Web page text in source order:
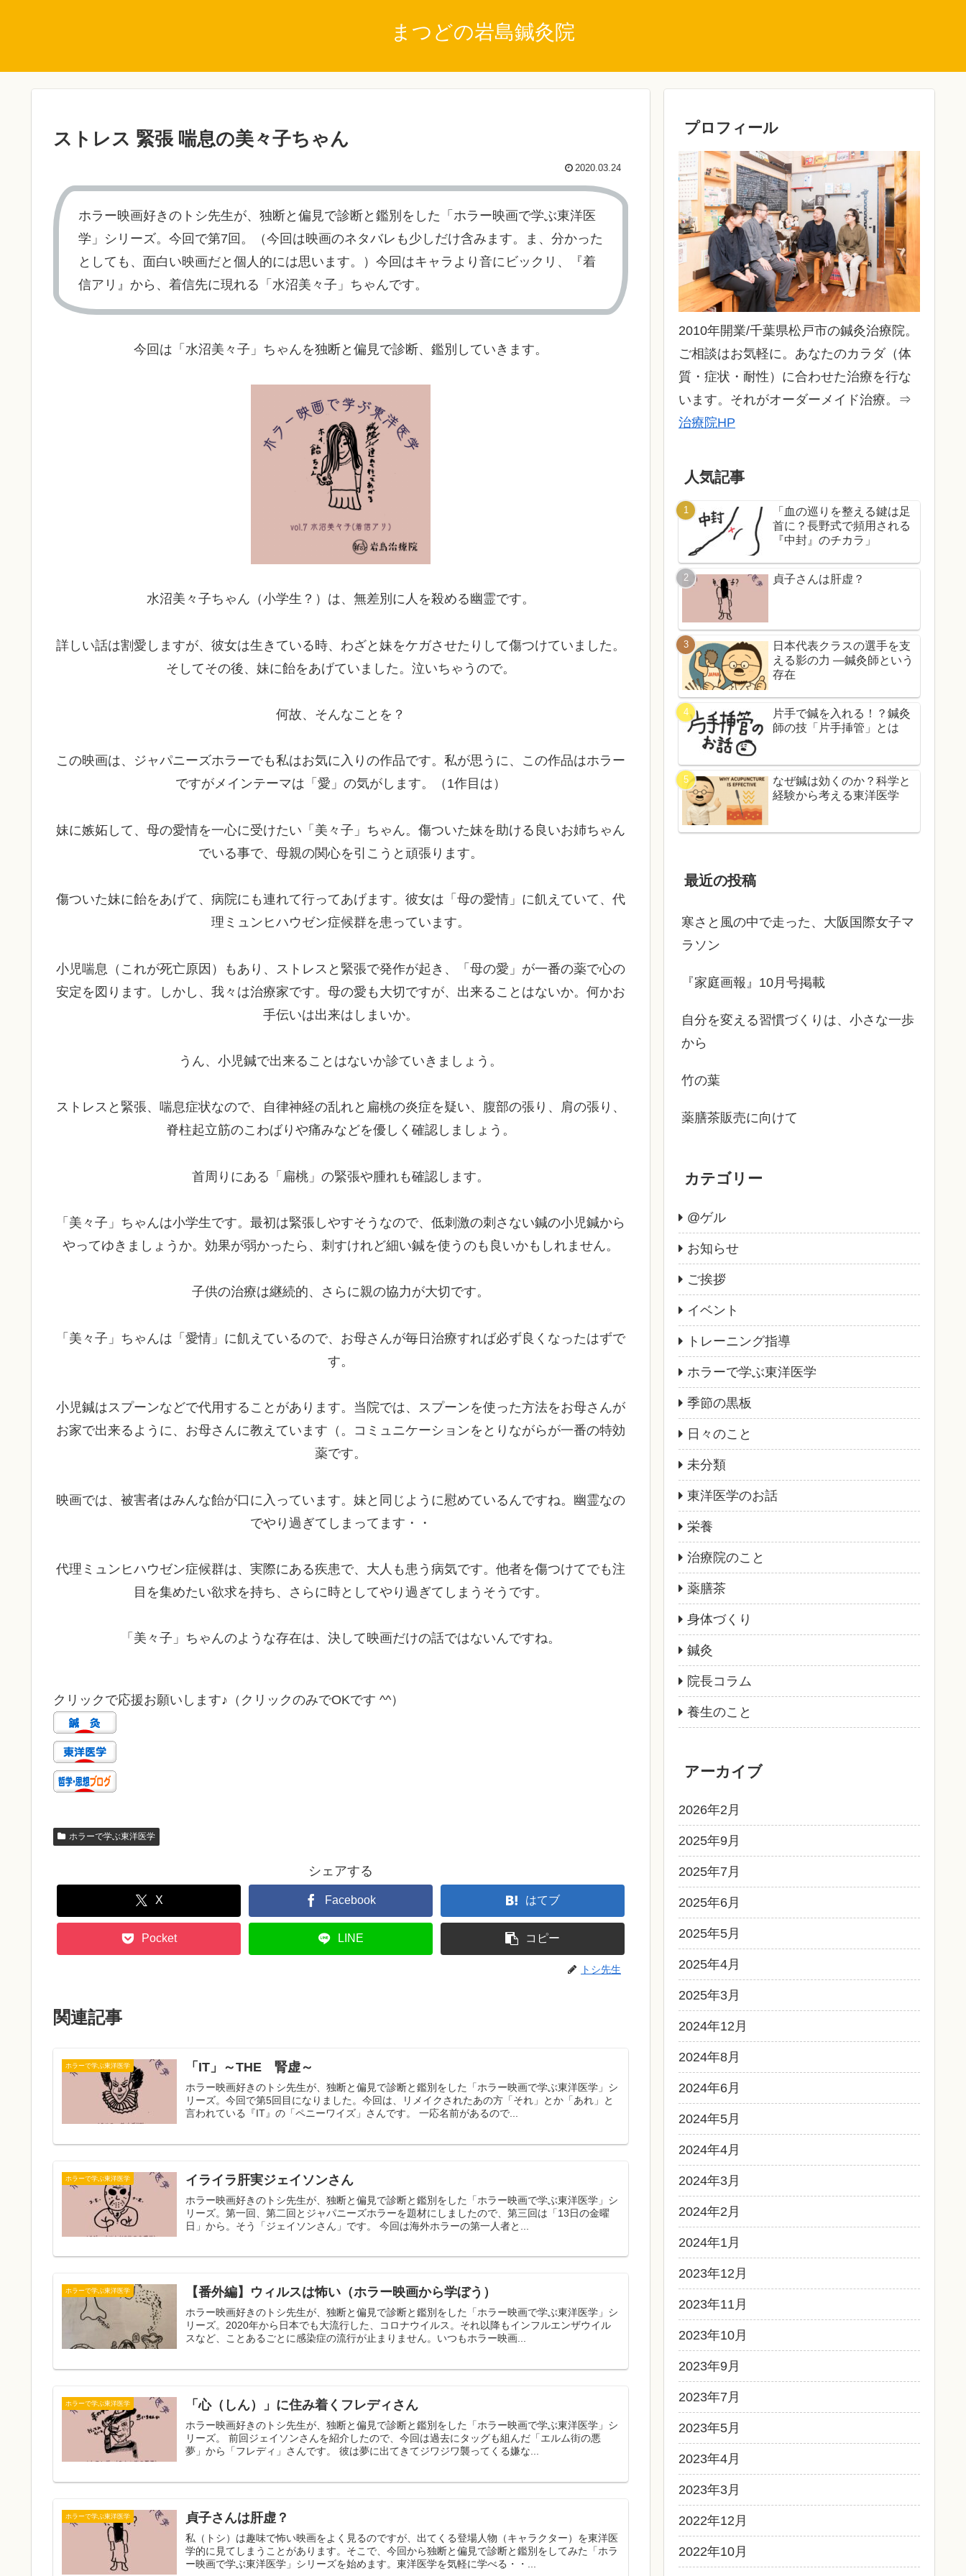
まつどの岩島鍼灸院
ストレス 緊張 喘息の美々子ちゃん
2020.03.24
ホラー映画好きのトシ先生が、独断と偏見で診断と鑑別をした「ホラー映画で学ぶ東洋医
学」シリーズ。今回で第7回。（今回は映画のネタバレも少しだけ含みます。ま、分かった
としても、面白い映画だと個人的には思います。）今回はキャラより音にビックリ、『着
信アリ』から、着信先に現れる「水沼美々子」ちゃんです。
今回は「水沼美々子」ちゃんを独断と偏見で診断、鑑別していきます。
水沼美々子ちゃん（小学生？）は、無差別に人を殺める幽霊です。
詳しい話は割愛しますが、彼女は生きている時、わざと妹をケガさせたりして傷つけていました。
そしてその後、妹に飴をあげていました。泣いちゃうので。
何故、そんなことを？
この映画は、ジャパニーズホラーでも私はお気に入りの作品です。私が思うに、この作品はホラー
ですがメインテーマは「愛」の気がします。（1作目は）
妹に嫉妬して、母の愛情を一心に受けたい「美々子」ちゃん。傷ついた妹を助ける良いお姉ちゃん
でいる事で、母親の関心を引こうと頑張ります。
傷ついた妹に飴をあげて、病院にも連れて行ってあげます。彼女は「母の愛情」に飢えていて、代
理ミュンヒハウゼン症候群を患っています。
小児喘息（これが死亡原因）もあり、ストレスと緊張で発作が起き、「母の愛」が一番の薬で心の
安定を図ります。しかし、我々は治療家です。母の愛も大切ですが、出来ることはないか。何かお
手伝いは出来はしまいか。
うん、小児鍼で出来ることはないか診ていきましょう。
ストレスと緊張、喘息症状なので、自律神経の乱れと扁桃の炎症を疑い、腹部の張り、肩の張り、
脊柱起立筋のこわばりや痛みなどを優しく確認しましょう。
首周りにある「扁桃」の緊張や腫れも確認します。
「美々子」ちゃんは小学生です。最初は緊張しやすそうなので、低刺激の刺さない鍼の小児鍼から
やってゆきましょうか。効果が弱かったら、刺すけれど細い鍼を使うのも良いかもしれません。
子供の治療は継続的、さらに親の協力が大切です。
「美々子」ちゃんは「愛情」に飢えているので、お母さんが毎日治療すれば必ず良くなったはずで
す。
小児鍼はスプーンなどで代用することがあります。当院では、スプーンを使った方法をお母さんが
お家で出来るように、お母さんに教えています（。コミュニケーションをとりながらが一番の特効
薬です。
映画では、被害者はみんな飴が口に入っています。妹と同じように慰めているんですね。幽霊なの
でやり過ぎてしまってます・・
代理ミュンヒハウゼン症候群は、実際にある疾患で、大人も患う病気です。他者を傷つけてでも注
目を集めたい欲求を持ち、さらに時としてやり過ぎてしまうそうです。
「美々子」ちゃんのような存在は、決して映画だけの話ではないんですね。
クリックで応援お願いします♪（クリックのみでOKです ^^）
ホラーで学ぶ東洋医学
シェアする
X Facebook はてブ
Pocket LINE コピー
トシ先生
関連記事
ホラーで学ぶ東洋医学 「IT」～THE 腎虚～
ホラー映画好きのトシ先生が、独断と偏見で診断と鑑別をした「ホラー映画で学ぶ東洋医学」シ
リーズ。今回で第5回目になりました。今回は、リメイクされたあの方「それ」とか「あれ」と
言われている『IT』の「ペニーワイズ」さんです。 一応名前があるので...
ホラーで学ぶ東洋医学 イライラ肝実ジェイソンさん
ホラー映画好きのトシ先生が、独断と偏見で診断と鑑別をした「ホラー映画で学ぶ東洋医学」シ
リーズ。第一回、第二回とジャパニーズホラーを題材にしましたので、第三回は「13日の金曜
日」から。そう「ジェイソンさん」です。 今回は海外ホラーの第一人者と...
ホラーで学ぶ東洋医学 【番外編】ウィルスは怖い（ホラー映画から学ぼう）
ホラー映画好きのトシ先生が、独断と偏見で診断と鑑別をした「ホラー映画で学ぶ東洋医学」シ
リーズ。2020年から日本でも大流行した、コロナウイルス。それ以降もインフルエンザウイル
スなど、ことあるごとに感染症の流行が止まりません。いつもホラー映画...
ホラーで学ぶ東洋医学 「心（しん）」に住み着くフレディさん
ホラー映画好きのトシ先生が、独断と偏見で診断と鑑別をした「ホラー映画で学ぶ東洋医学」シ
リーズ。 前回ジェイソンさんを紹介したので、今回は過去にタッグも組んだ「エルム街の悪
夢」から「フレディ」さんです。 彼は夢に出てきてジワジワ襲ってくる嫌な...
ホラーで学ぶ東洋医学 貞子さんは肝虚？
私（トシ）は趣味で怖い映画をよく見るのですが、出てくる登場人物（キャラクター）を東洋医
学的に見てしまうことがあります。そこで、今回から独断と偏見で診断と鑑別をしてみた「ホラ
ー映画で学ぶ東洋医学」シリーズを始めます。東洋医学を気軽に学べる・・...
プロフィール
2010年開業/千葉県松戸市の鍼灸治療院。
ご相談はお気軽に。あなたのカラダ（体
質・症状・耐性）に合わせた治療を行な
います。それがオーダーメイド治療。⇒
治療院HP
人気記事
「血の巡りを整える鍵は足
首に？長野式で頻用される
『中封』のチカラ」
貞子さんは肝虚？
日本代表クラスの選手を支
える影の力 ―鍼灸師という
存在
片手で鍼を入れる！？鍼灸
師の技「片手挿管」とは
なぜ鍼は効くのか？科学と
経験から考える東洋医学
最近の投稿
寒さと風の中で走った、大阪国際女子マ
ラソン
『家庭画報』10月号掲載
自分を変える習慣づくりは、小さな一歩
から
竹の葉
薬膳茶販売に向けて
カテゴリー
@ゲル
お知らせ
ご挨拶
イベント
トレーニング指導
ホラーで学ぶ東洋医学
季節の黒板
日々のこと
未分類
東洋医学のお話
栄養
治療院のこと
薬膳茶
身体づくり
鍼灸
院長コラム
養生のこと
アーカイブ
2026年2月
2025年9月
2025年7月
2025年6月
2025年5月
2025年4月
2025年3月
2024年12月
2024年8月
2024年6月
2024年5月
2024年4月
2024年3月
2024年2月
2024年1月
2023年12月
2023年11月
2023年10月
2023年9月
2023年7月
2023年5月
2023年4月
2023年3月
2022年12月
2022年10月